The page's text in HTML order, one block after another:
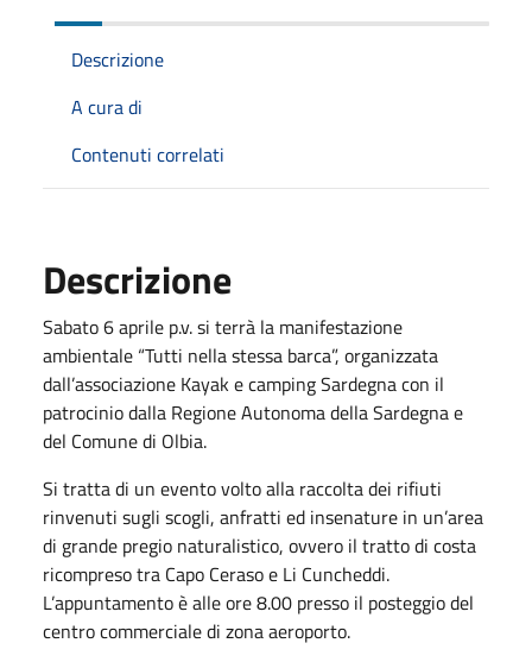
Descrizione
A cura di
Contenuti correlati
Descrizione
Sabato 6 aprile p.v. si terrà la manifestazione
ambientale “Tutti nella stessa barca”, organizzata
dall’associazione Kayak e camping Sardegna con il
patrocinio dalla Regione Autonoma della Sardegna e
del Comune di Olbia.
Si tratta di un evento volto alla raccolta dei rifiuti
rinvenuti sugli scogli, anfratti ed insenature in un’area
di grande pregio naturalistico, ovvero il tratto di costa
ricompreso tra Capo Ceraso e Li Cuncheddi.
L’appuntamento è alle ore 8.00 presso il posteggio del
centro commerciale di zona aeroporto.